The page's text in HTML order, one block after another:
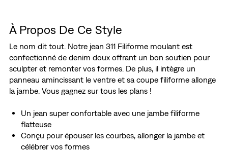
À Propos De Ce Style
Le nom dit tout. Notre jean 311 Filiforme moulant est
confectionné de denim doux offrant un bon soutien pour
sculpter et remonter vos formes. De plus, il intègre un
panneau amincissant le ventre et sa coupe filiforme allonge
la jambe. Vous gagnez sur tous les plans !
Un jean super confortable avec une jambe filiforme
flatteuse
Conçu pour épouser les courbes, allonger la jambe et
célébrer vos formes